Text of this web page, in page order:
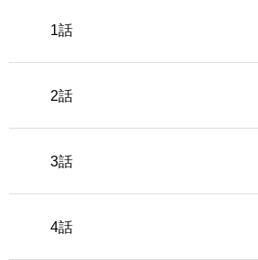
1話
2話
3話
4話